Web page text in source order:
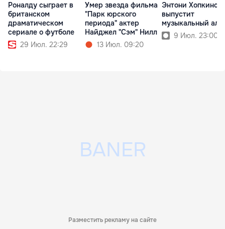
Роналду сыграет в
британском
драматическом
сериале о футболе
29 Июл. 22:29
Умер звезда фильма
"Парк юрского
периода" актер
Найджел "Сэм" Нилл
13 Июл. 09:20
Энтони Хопкинс
выпустит
музыкальный
9 Июл. 23:00
Разместить рекламу на сайте